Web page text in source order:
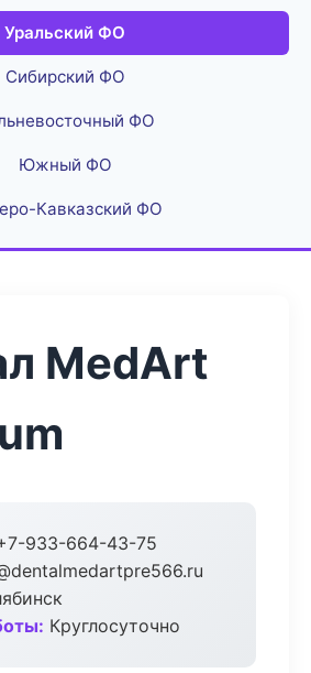
Уральский ФО
Сибирский ФО
ФО
Южный ФО
Кавказский ФО
MedArt
933-664-43-75
Круглосуточно